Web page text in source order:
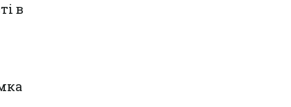
в